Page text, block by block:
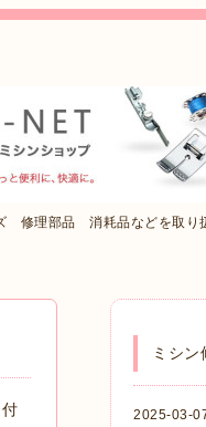
修理部品 消耗品などを取り
ミシン
2025-03-